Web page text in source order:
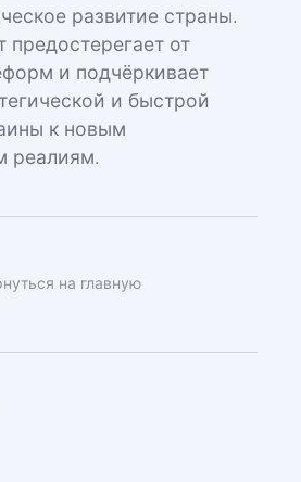
развитие страны.
предостерегает от
и подчёркивает
и быстрой
к новым
реалиям.
на главную